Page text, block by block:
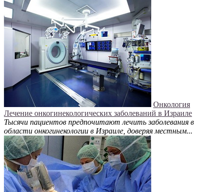
Онкология
Лечение онкогинекологических заболеваний в Израиле
Тысячи пациентов предпочитают лечить заболевания в
области онкогинекологии в Израиле, доверяя местным...